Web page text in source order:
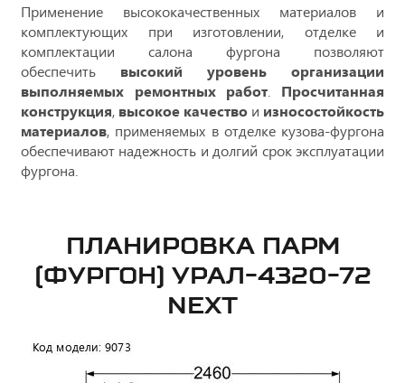
Применение высококачественных материалов и
комплектующих при изготовлении, отделке и
комплектации салона фургона позволяют
обеспечить высокий уровень организации
выполняемых ремонтных работ
Просчитанная
конструкция, высокое качество и износостойкость
материалов, применяемых в отделке кузова-фургона
обеспечивают надежность и долгий срок эксплуатации
фургона.
ПЛАНИРОВКА ПАРМ
(ФУРГОН) УРАЛ-4320-72
NEXT